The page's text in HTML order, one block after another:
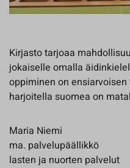
Kirjasto tarjoaa
jokaiselle omalla
oppiminen on
harjoitella suomea on
Maria Niemi
ma. palvelupäällikkö
lasten ja nuorten palvelut